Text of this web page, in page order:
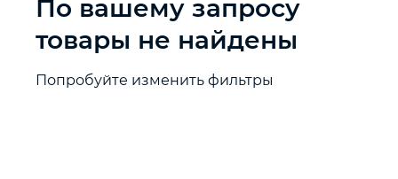
Слесарный инструмент
Столярный инструмент
По вашему запросу
товары не найдены
Попробуйте изменить фильтры